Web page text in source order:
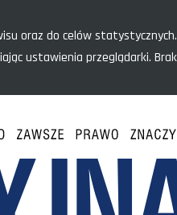
oraz do celów
ustawienia przeglądarki.